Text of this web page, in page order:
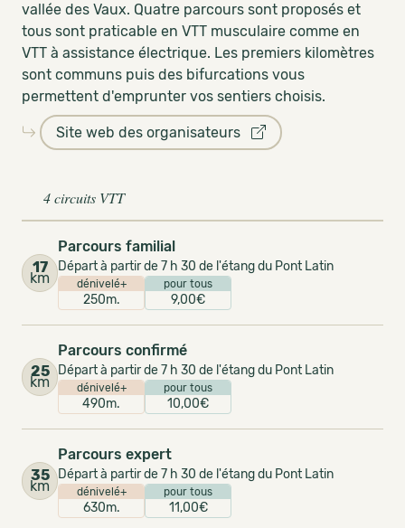
vallée des Vaux. Quatre parcours sont proposés et
tous sont praticable en VTT musculaire comme en
VTT à assistance électrique. Les premiers kilomètres
sont communs puis des bifurcations vous
permettent d'emprunter vos sentiers choisis.
Site web des organisateurs
4 circuits VTT
17
km
Parcours familial
Départ à partir de 7 h 30 de l'étang du Pont Latin
dénivelé+
250m.
pour tous
9,00€
25
km
Parcours confirmé
Départ à partir de 7 h 30 de l'étang du Pont Latin
dénivelé+
490m.
pour tous
10,00€
35
km
Parcours expert
Départ à partir de 7 h 30 de l'étang du Pont Latin
dénivelé+
630m.
pour tous
11,00€